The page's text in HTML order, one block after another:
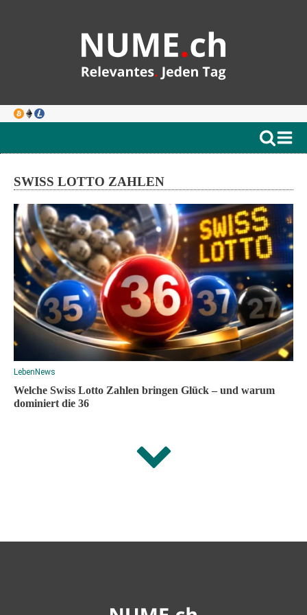
SWISS LOTTO ZAHLEN
Leben News
Welche Swiss Lotto Zahlen bringen Glück – und warum
dominiert die 36